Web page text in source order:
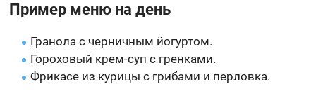
Пример меню на день
Гранола с черничным йогуртом.
Гороховый крем-суп с гренками.
Фрикасе из курицы с грибами и перловка.